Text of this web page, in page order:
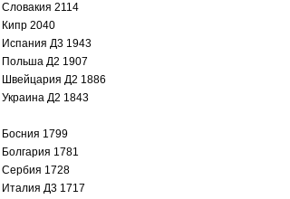
Словакия 2114
Кипр 2040
Испания Д3 1943
Польша Д2 1907
Швейцария Д2 1886
Украина Д2 1843
Босния 1799
Болгария 1781
Сербия 1728
Италия Д3 1717